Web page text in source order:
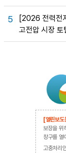
5
[2026 전력전
고전압 시장 토
[열린보도
보장을 위
창구를 열
고충처